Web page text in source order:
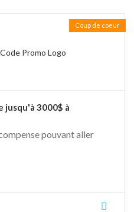
Coup de coeur
jusqu'à 3000$ à
pouvant aller